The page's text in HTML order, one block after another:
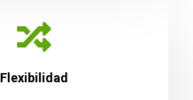
Flexibilidad